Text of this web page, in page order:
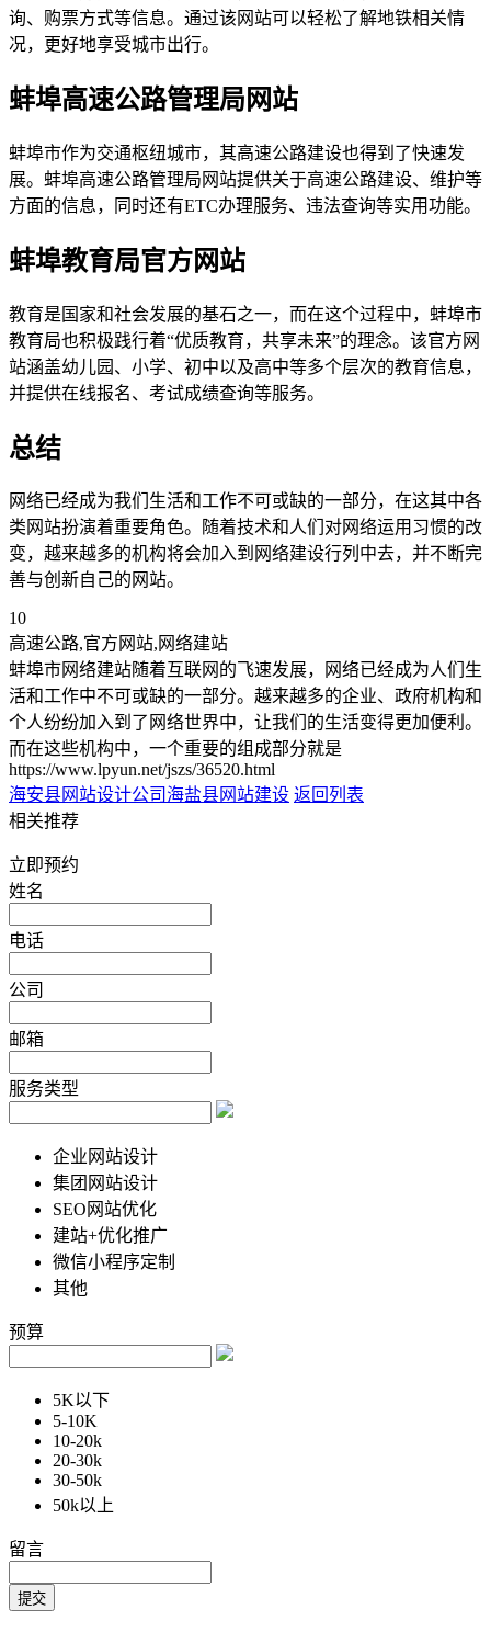
询、购票方式等信息。通过该网站可以轻松了解地铁相关情
况，更好地享受城市出行。
蚌埠高速公路管理局网站
蚌埠市作为交通枢纽城市，其高速公路建设也得到了快速发
展。蚌埠高速公路管理局网站提供关于高速公路建设、维护等
方面的信息，同时还有ETC办理服务、违法查询等实用功能。
蚌埠教育局官方网站
教育是国家和社会发展的基石之一，而在这个过程中，蚌埠市
教育局也积极践行着“优质教育，共享未来”的理念。该官方网
站涵盖幼儿园、小学、初中以及高中等多个层次的教育信息，
并提供在线报名、考试成绩查询等服务。
总结
网络已经成为我们生活和工作不可或缺的一部分，在这其中各
类网站扮演着重要角色。随着技术和人们对网络运用习惯的改
变，越来越多的机构将会加入到网络建设行列中去，并不断完
善与创新自己的网站。
10
高速公路,官方网站,网络建站
蚌埠市网络建站随着互联网的飞速发展，网络已经成为人们生
活和工作中不可或缺的一部分。越来越多的企业、政府机构和
个人纷纷加入到了网络世界中，让我们的生活变得更加便利。
而在这些机构中，一个重要的组成部分就是
https://www.lpyun.net/jszs/36520.html
海安县网站设计公司 海盐县网站建设 返回列表
相关推荐
立即预约
姓名
电话
公司
邮箱
服务类型
企业网站设计
集团网站设计
SEO网站优化
建站+优化推广
微信小程序定制
其他
预算
5K以下
5-10K
10-20k
20-30k
30-50k
50k以上
留言